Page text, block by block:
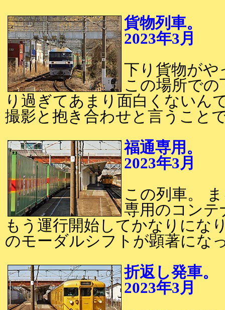
貨物列車。
2023年3月
下り貨物がや
この場所で
り過ぎてあまり面白くないん
撮影と抱き合わせと言うこと
福通専用。
2023年3月
この列車。
専用のコンテ
もう運行開始してかなりにな
のモーダルシフトが顕著にな
折返し発車。
2023年3月